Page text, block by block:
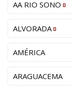
AA RIO SONO
ALVORADA
AMÉRICA
ARAGUACEMA